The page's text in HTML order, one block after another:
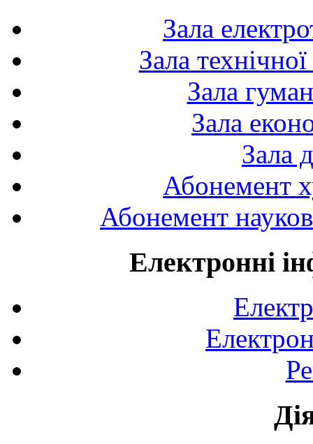
Зала
Зала
Зала
Зала
Зала
Абонемент
Абонемент
Електронні